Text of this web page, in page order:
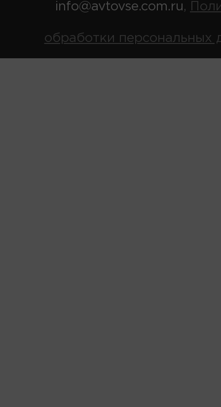
info@avtovse.com.ru,
обработки персональных